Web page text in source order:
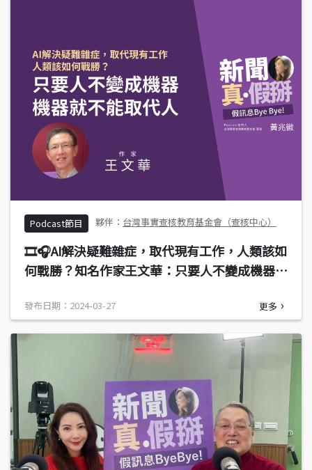
Podcast節目 台灣事實查核教育基金會（查核中心）
🎞️🎧AI解決疑難雜症，取代現有工作，人類該如
何戰勝？知名作家王文華：只要人不變成機器，
發布日期：2024-03-27 更多